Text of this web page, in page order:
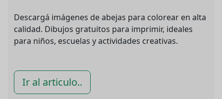
Descargá imágenes de abejas para colorear en alta
calidad. Dibujos gratuitos para imprimir, ideales
para niños, escuelas y actividades creativas.
Ir al articulo..